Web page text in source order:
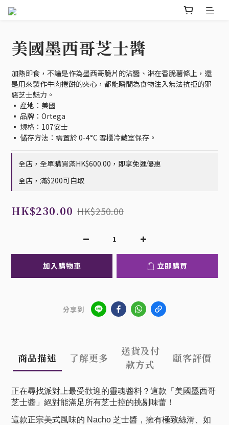
美國墨西哥芝士醬
加熱即食，不論是作為墨西哥脆片的沾醬、淋在香脆薯條上，還
是用來製作牛肉捲餅的夾心，都能瞬間為食物注入無法抗拒的邪
惡芝士魅力。
▪️ 產地：美國
▪️ 品牌：Ortega
▪️ 規格：107安士
▪️ 儲存方法：需置於 0-4°C 雪櫃冷藏室保存。
全店，全單購買滿HK$600.00，即享免運優惠
全店，滿$200可自取
HK$230.00 HK$250.00
加入購物車 立即購買
分享到
商品描述 了解更多
送貨及付
款方式
顧客評價
正在尋找派對上最受歡迎的靈魂醬料？這款「美國墨西哥
芝士醬」絕對能滿足所有芝士控的挑剔味蕾！
這款正宗美式風味的 Nacho 芝士醬，擁有極致絲滑、如